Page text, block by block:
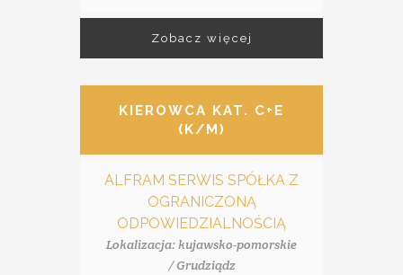
Zobacz więcej
KIEROWCA KAT. C+E
(K/M)
ALFRAM SERWIS SPÓŁKA Z
OGRANICZONĄ
ODPOWIEDZIALNOŚCIĄ
Lokalizacja: kujawsko-pomorskie
/ Grudziądz